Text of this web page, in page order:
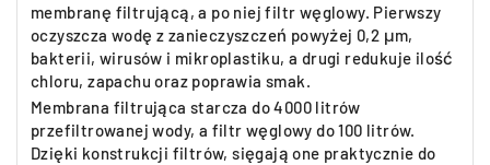
membranę filtrującą, a po niej filtr węglowy. Pierwszy
oczyszcza wodę z zanieczyszczeń powyżej 0,2 μm,
bakterii, wirusów i mikroplastiku, a drugi redukuje ilość
chloru, zapachu oraz poprawia smak.
Membrana filtrująca starcza do 4000 litrów
przefiltrowanej wody, a filtr węglowy do 100 litrów.
Dzięki konstrukcji filtrów, sięgają one praktycznie do